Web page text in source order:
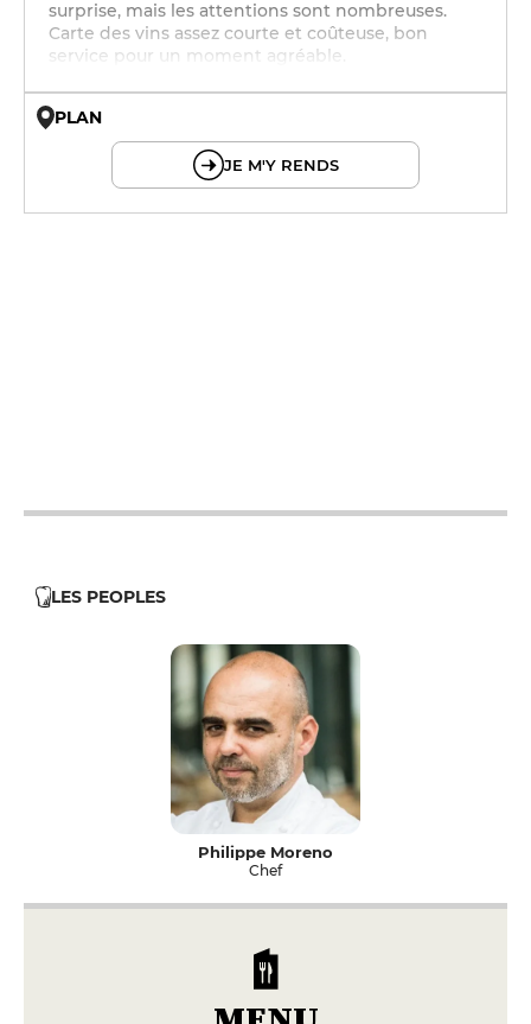
surprise, mais les attentions sont nombreuses.
Carte des vins assez courte et coûteuse, bon
service pour un moment agréable.
PLAN
JE M'Y RENDS
LES PEOPLES
Philippe Moreno
Chef